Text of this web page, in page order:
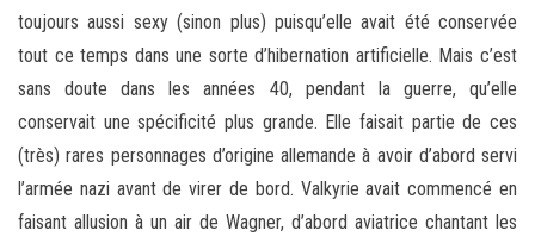
toujours aussi sexy (sinon plus) puisqu’elle avait été conservée
tout ce temps dans une sorte d’hibernation artificielle. Mais c’est
sans doute dans les années 40, pendant la guerre, qu’elle
conservait une spécificité plus grande. Elle faisait partie de ces
(très) rares personnages d’origine allemande à avoir d’abord servi
l’armée nazi avant de virer de bord. Valkyrie avait commencé en
faisant allusion à un air de Wagner, d’abord aviatrice chantant les